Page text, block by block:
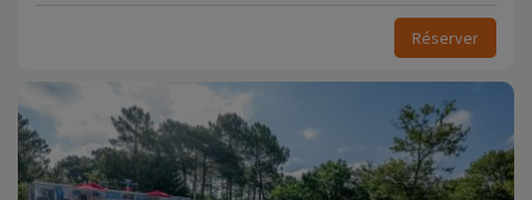
Réserver